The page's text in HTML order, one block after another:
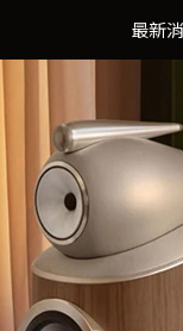
最新